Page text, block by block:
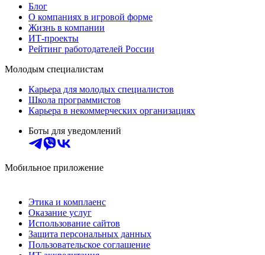
Блог
О компаниях в игровой форме
Жизнь в компании
ИТ-проекты
Рейтинг работодателей России
Молодым специалистам
Карьера для молодых специалистов
Школа программистов
Карьера в некоммерческих организациях
Боты для уведомлений
Мобильное приложение
Этика и комплаенс
Оказание услуг
Использование сайтов
Защита персональных данных
Пользовательское соглашение